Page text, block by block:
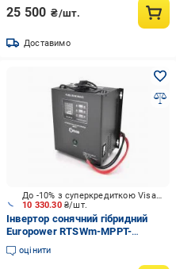
25 500 ₴/шт.
Доставимо
10 330.30 ₴/шт.
До -10% з суперкредиткою Visa Вигода
Інвертор сонячний гібридний
Europower RTSWm-MPPT-
1000LCD 700W 12V струм заряда
10A MPPT
оцінити